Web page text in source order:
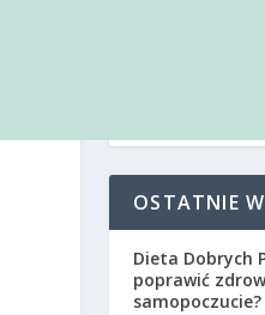
OSTATNIE
Dieta Dobrych
poprawić
samopoczucie?